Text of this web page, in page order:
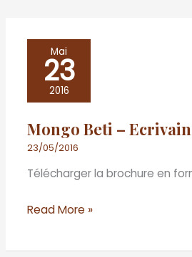
Mai
23
2016
Mongo Beti –
23/05/2016
Télécharger la brochure en
Mongo
Beti
engagé
Read More »